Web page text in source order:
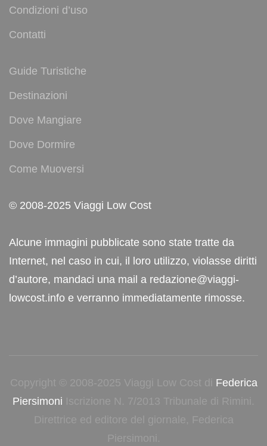
Condizioni d’uso
Contatti
Guide Turistiche
Destinazioni
Dove Mangiare
Dove Dormire
Come Muoversi
© 2008-2025 Viaggi Low Cost
Alcune immagini pubblicate sono state tratte da
Internet, nel caso in cui, il loro utilizzo, violasse diritti
d’autore, mandaci una mail a redazione@viaggi-
lowcost.info e verranno immediatamente rimosse.
Copyright © 2008-2025 Viaggi Low Cost di Federica
Piersimoni Iscrizione N. 7/2013 Tribunale di Rimini.
Direttrice ed editore del giornale, Federica
Piersimoni.